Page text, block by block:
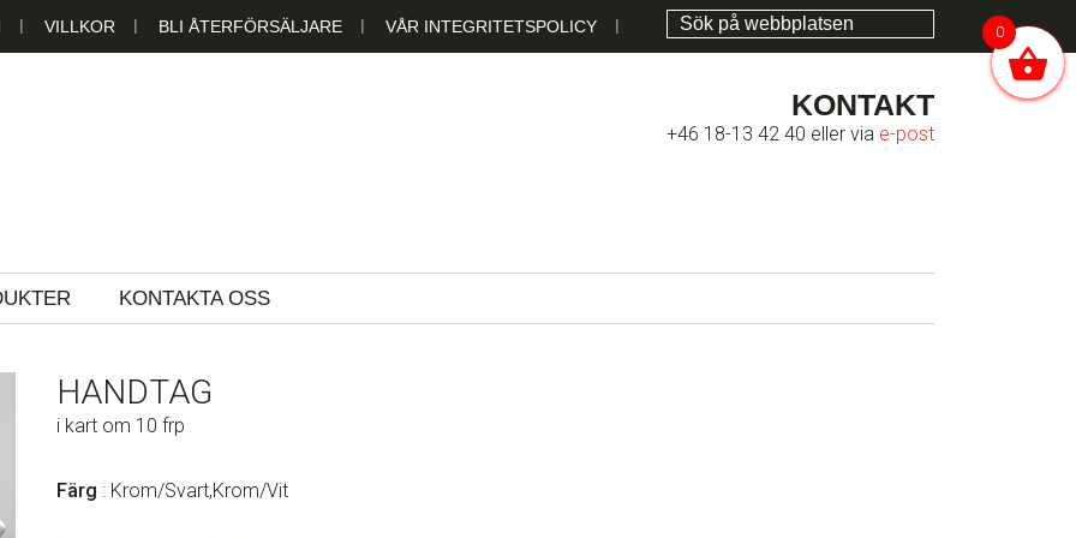
VILLKOR BLI ÅTERFÖRSÄLJARE VÅR INTEGRITETSPOLICY
AB
KONTAKT
+46 18-13 42 40 eller via e-post
KONTAKTA OSS
HANDTAG
i kart om 10 frp
Färg : Krom/Svart,Krom/Vit
0